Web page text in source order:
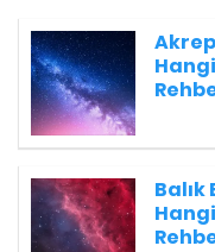
Balık